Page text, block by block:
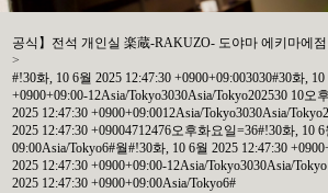
공식】전석 개인실 楽蔵-RAKUZO- 도야마 에키마에점
>
#!30화, 10 6월 2025 12:47:30 +0900+09:003030#30화,
+0900+09:00-12Asia/Tokyo3030Asia/Tokyo202530 10오
2025 12:47:30 +0900+09:0012Asia/Tokyo3030Asia/
2025 12:47:30 +09004712476오후화요일=36#!30화, 10
09:00Asia/Tokyo6#월#!30화, 10 6월 2025 12:47:30
2025 12:47:30 +0900+09:00-12Asia/Tokyo3030Asia/
2025 12:47:30 +0900+09:00Asia/Tokyo6#